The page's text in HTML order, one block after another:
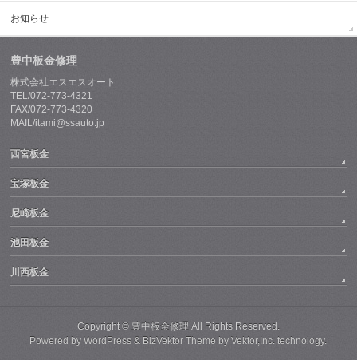
お知らせ
豊中板金修理
株式会社エスエスオート
TEL/072-773-4321
FAX/072-773-4320
MAIL/itami@ssauto.jp
西宮板金
宝塚板金
尼崎板金
池田板金
川西板金
Copyright © 豊中板金修理 All Rights Reserved.
Powered byWordPress & BizVektor Theme byVektor,Inc. technology.